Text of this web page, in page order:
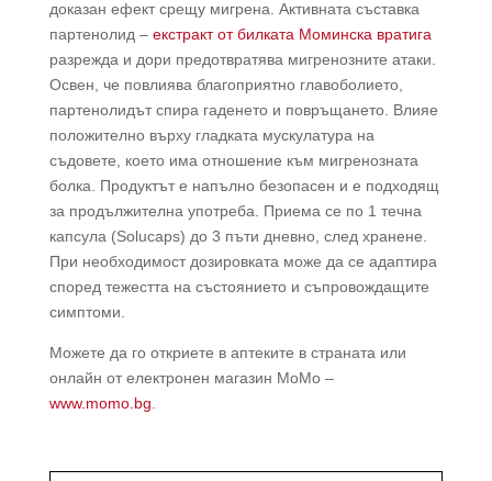
доказан ефект срещу мигрена. Активната съставка
партенолид – екстракт от билката Моминска вратига
разрежда и дори предотвратява мигренозните атаки.
Освен, че повлиява благоприятно главоболието,
партенолидът спира гаденето и повръщането. Влияе
положително върху гладката мускулатура на
съдовете, което има отношение към мигренозната
болка. Продуктът е напълно безопасен и е подходящ
за продължителна употреба. Приема се по 1 течна
капсула (Solucaps) до 3 пъти дневно, след хранене.
При необходимост дозировката може да се адаптира
според тежестта на състоянието и съпровождащите
симптоми.
Можете да го откриете в аптеките в страната или
онлайн от електронен магазин МоМо –
www.momo.bg